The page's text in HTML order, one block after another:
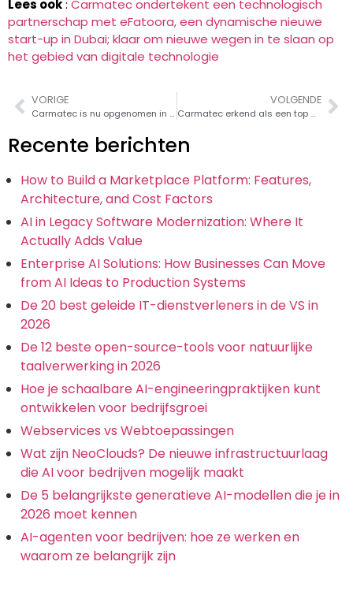
Lees ook: Carmatec ondertekent een technologisch
partnerschap met eFatoora, een dynamische nieuwe
start-up in Dubai; klaar om nieuwe wegen in te slaan op
het gebied van digitale technologie
VORIGE
Carmatec is nu opgenomen in de Top Mobile Development Companies
VOLGENDE
Carmatec erkend als een top Node.js ontwikkelingsbedrijf door geselecteerde bedrijven
Recente berichten
How to Build a Marketplace Platform: Features,
Architecture, and Cost Factors
AI in Legacy Software Modernization: Where It
Actually Adds Value
Enterprise AI Solutions: How Businesses Can Move
from AI Ideas to Production Systems
De 20 best geleide IT-dienstverleners in de VS in
2026
De 12 beste open-source-tools voor natuurlijke
taalverwerking in 2026
Hoe je schaalbare AI-engineeringpraktijken kunt
ontwikkelen voor bedrijfsgroei
Webservices vs Webtoepassingen
Wat zijn NeoClouds? De nieuwe infrastructuurlaag
die AI voor bedrijven mogelijk maakt
De 5 belangrijkste generatieve AI-modellen die je in
2026 moet kennen
AI-agenten voor bedrijven: hoe ze werken en
waarom ze belangrijk zijn